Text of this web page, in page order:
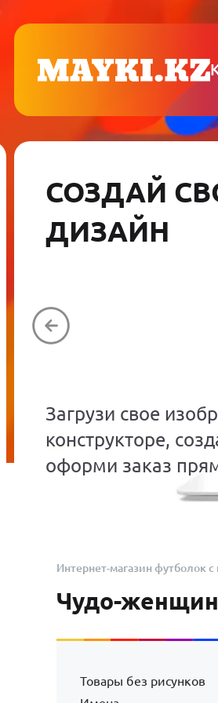
СОЗДАЙ
ДИЗАЙН
Загрузи свое
конструкторе,
оформи заказ
Интернет-магазин футболок с
Чудо-
Товары без рисунков